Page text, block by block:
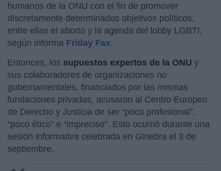
humanos de la ONU con el fin de promover
discretamente determinados objetivos políticos,
entre ellas el aborto y la agenda del lobby LGBTI,
según informa Friday Fax.
Entonces, los supuestos expertos de la ONU y
sus colaboradores de organizaciones no
gubernamentales, financiados por las mismas
fundaciones privadas, acusaron al Centro Europeo
de Derecho y Justicia de ser “poco profesional”,
“poco ético” e “impreciso”. Esto ocurrió durante una
sesión informativa celebrada en Ginebra el 3 de
septiembre.